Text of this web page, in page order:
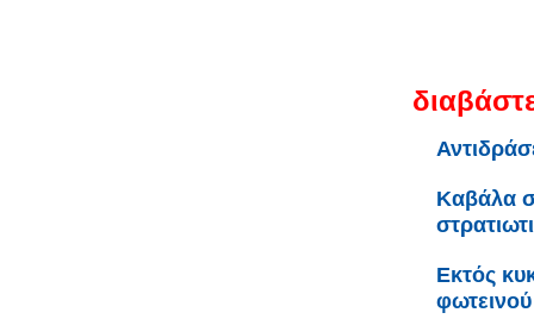
Καβάλα
Εκτός